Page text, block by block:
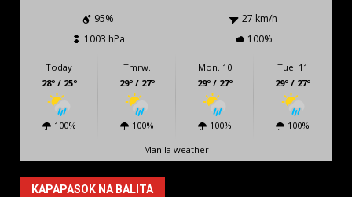
95%
27 km/h
1003 hPa
100%
Today
28º / 25º
100%
Tmrw.
29º / 27º
100%
Mon. 10
29º / 27º
100%
Tue. 11
29º / 27º
100%
Manila weather
KAPAPASOK NA BALITA